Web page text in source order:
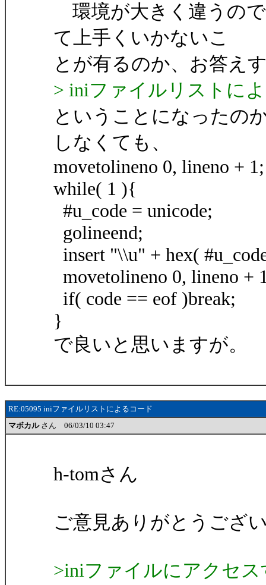
環境が大きく違うの
て上手くいかないこ
とが有るのか、お答え
> iniファイルリストに
ということになったの
しなくても、
movetolineno 0, lineno + 1;
while( 1 ){
#u_code = unicode;
golineend;
insert "\\u" + hex(
movetolineno 0, lineno +
if( code == eof )break;
}
で良いと思いますが。
RE:05095 iniファイルリストによるコード
マボカルさん 06/03/10 03:47
h-tomさん
ご意見ありがとうござ
>iniファイルにアクセス